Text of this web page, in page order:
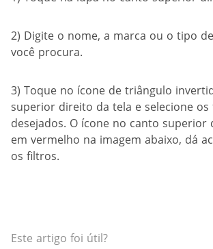
2) Digite o nome, a marca ou o tipo
você procura.
3) Toque no ícone de triângulo
superior direito da tela e selecione os
desejados. O ícone no canto superior
em vermelho na imagem abaixo, dá
os filtros.
Este artigo foi útil?